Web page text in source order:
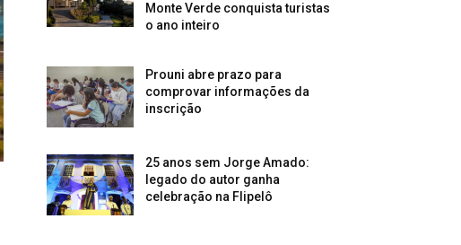
Monte Verde conquista turistas
o ano inteiro
Prouni abre prazo para
comprovar informações da
inscrição
25 anos sem Jorge Amado:
legado do autor ganha
celebração na Flipelô